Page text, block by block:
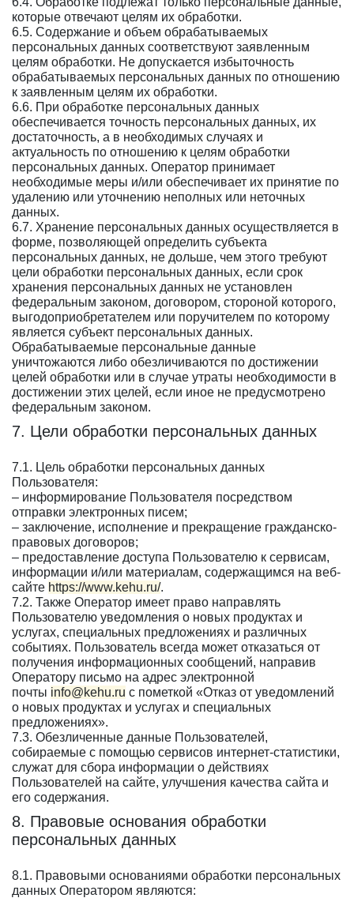
которые отвечают целям их обработки.
6.5. Содержание и объем обрабатываемых
персональных данных соответствуют заявленным
целям обработки. Не допускается избыточность
обрабатываемых персональных данных по отношению
к заявленным целям их обработки.
6.6. При обработке персональных данных
обеспечивается точность персональных данных, их
достаточность, а в необходимых случаях и
актуальность по отношению к целям обработки
персональных данных. Оператор принимает
необходимые меры и/или обеспечивает их принятие по
удалению или уточнению неполных или неточных
данных.
6.7. Хранение персональных данных осуществляется в
форме, позволяющей определить субъекта
персональных данных, не дольше, чем этого требуют
цели обработки персональных данных, если срок
хранения персональных данных не установлен
федеральным законом, договором, стороной которого,
выгодоприобретателем или поручителем по которому
является субъект персональных данных.
Обрабатываемые персональные данные
уничтожаются либо обезличиваются по достижении
целей обработки или в случае утраты необходимости в
достижении этих целей, если иное не предусмотрено
федеральным законом.
7. Цели обработки персональных данных
7.1. Цель обработки персональных данных
Пользователя:
– информирование Пользователя посредством
отправки электронных писем;
– заключение, исполнение и прекращение гражданско-
правовых договоров;
– предоставление доступа Пользователю к сервисам,
информации и/или материалам, содержащимся на веб-
сайте https://www.kehu.ru/.
7.2. Также Оператор имеет право направлять
Пользователю уведомления о новых продуктах и
услугах, специальных предложениях и различных
событиях. Пользователь всегда может отказаться от
получения информационных сообщений, направив
Оператору письмо на адрес электронной
почты info@kehu.ru с пометкой «Отказ от уведомлений
о новых продуктах и услугах и специальных
предложениях».
7.3. Обезличенные данные Пользователей,
собираемые с помощью сервисов интернет-статистики,
служат для сбора информации о действиях
Пользователей на сайте, улучшения качества сайта и
его содержания.
8. Правовые основания обработки
персональных данных
8.1. Правовыми основаниями обработки персональных
данных Оператором являются: